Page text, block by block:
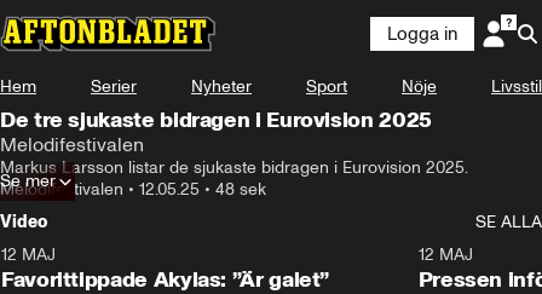
Logga in
Hem Serier Nyheter Sport Nöje Livsstil
De tre sjukaste bidragen i Eurovision 2025
Melodifestivalen
Markus Larsson listar de sjukaste bidragen i Eurovision 2025.
Melodifestivalen • 12.05.25 • 48 sek
Se mer
Video
SE ALLA
12 MAJ
Favorittippade Akylas: ”Är galet”
12 MAJ
Pressen